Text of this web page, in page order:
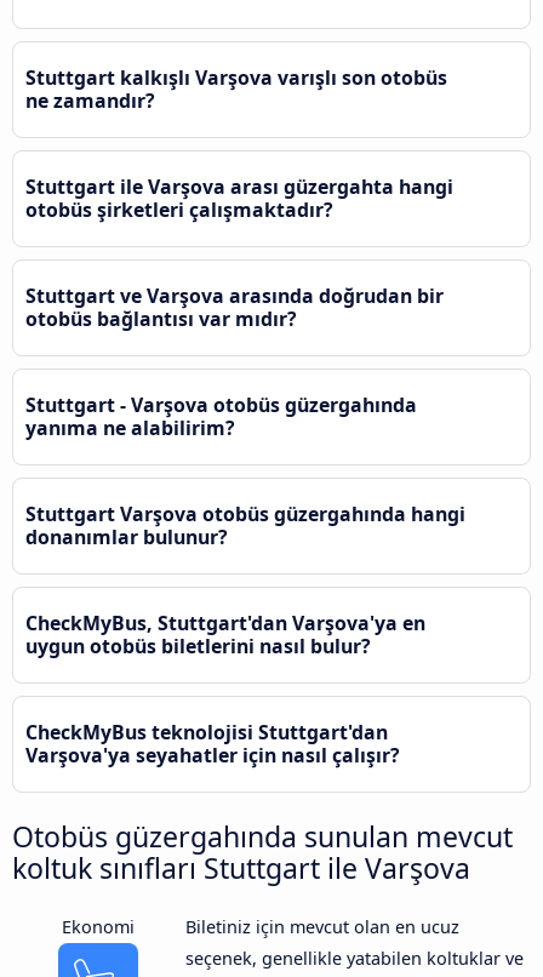
Stuttgart kalkışlı Varşova varışlı son otobüs
ne zamandır?
Stuttgart ile Varşova arası güzergahta hangi
otobüs şirketleri çalışmaktadır?
Stuttgart ve Varşova arasında doğrudan bir
otobüs bağlantısı var mıdır?
Stuttgart - Varşova otobüs güzergahında
yanıma ne alabilirim?
Stuttgart Varşova otobüs güzergahında hangi
donanımlar bulunur?
CheckMyBus, Stuttgart'dan Varşova'ya en
uygun otobüs biletlerini nasıl bulur?
CheckMyBus teknolojisi Stuttgart'dan
Varşova'ya seyahatler için nasıl çalışır?
Otobüs güzergahında sunulan mevcut
koltuk sınıfları Stuttgart ile Varşova
Ekonomi
Biletiniz için mevcut olan en ucuz
seçenek, genellikle yatabilen koltuklar ve